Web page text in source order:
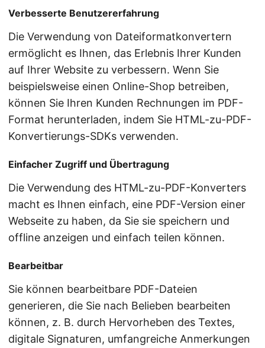
Verbesserte Benutzererfahrung
Die Verwendung von Dateiformatkonvertern
ermöglicht es Ihnen, das Erlebnis Ihrer Kunden
auf Ihrer Website zu verbessern. Wenn Sie
beispielsweise einen Online-Shop betreiben,
können Sie Ihren Kunden Rechnungen im PDF-
Format herunterladen, indem Sie HTML-zu-PDF-
Konvertierungs-SDKs verwenden.
Einfacher Zugriff und Übertragung
Die Verwendung des HTML-zu-PDF-Konverters
macht es Ihnen einfach, eine PDF-Version einer
Webseite zu haben, da Sie sie speichern und
offline anzeigen und einfach teilen können.
Bearbeitbar
Sie können bearbeitbare PDF-Dateien
generieren, die Sie nach Belieben bearbeiten
können, z. B. durch Hervorheben des Textes,
digitale Signaturen, umfangreiche Anmerkungen